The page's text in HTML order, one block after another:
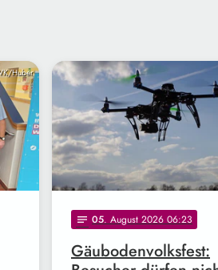
Huber
notes 05. August 2026 06:23
Gäubodenvolksfest: